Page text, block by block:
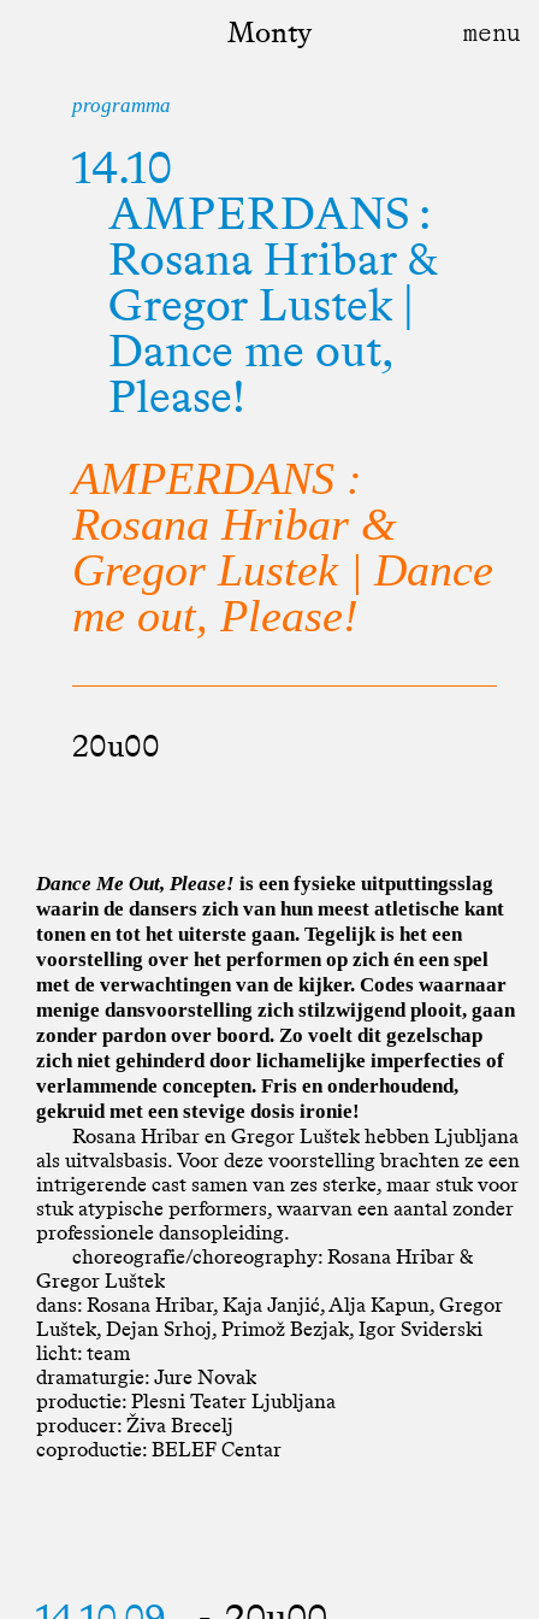
Monty
programma
14.10
AMPERDANS :
Rosana Hribar &
Gregor Lustek |
Dance me out,
Please!
AMPERDANS :
Rosana Hribar &
Gregor Lustek | Dance
me out, Please!
20u00
Dance Me Out, Please! is een fysieke uitputtingsslag
waarin de dansers zich van hun meest atletische kant
tonen en tot het uiterste gaan. Tegelijk is het een
voorstelling over het performen op zich én een spel
met de verwachtingen van de kijker. Codes waarnaar
menige dansvoorstelling zich stilzwijgend plooit, gaan
zonder pardon over boord. Zo voelt dit gezelschap
zich niet gehinderd door lichamelijke imperfecties of
verlammende concepten. Fris en onderhoudend,
gekruid met een stevige dosis ironie!
Rosana Hribar en Gregor Luštek hebben Ljubljana
als uitvalsbasis. Voor deze voorstelling brachten ze een
intrigerende cast samen van zes sterke, maar stuk voor
stuk atypische performers, waarvan een aantal zonder
professionele dansopleiding.
choreografie/choreography: Rosana Hribar &
Gregor Luštek
dans: Rosana Hribar, Kaja Janjić, Alja Kapun, Gregor
Luštek, Dejan Srhoj, Primož Bezjak, Igor Sviderski
licht: team
dramaturgie: Jure Novak
productie: Plesni Teater Ljubljana
producer: Živa Brecelj
coproductie: BELEF Centar